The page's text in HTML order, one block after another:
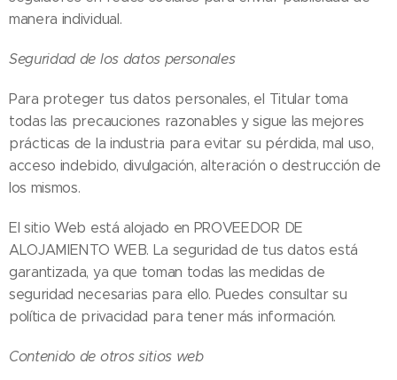
manera individual.
Seguridad de los datos personales
Para proteger tus datos personales, el Titular toma
todas las precauciones razonables y sigue las mejores
prácticas de la industria para evitar su pérdida, mal uso,
acceso indebido, divulgación, alteración o destrucción de
los mismos.
El sitio Web está alojado en PROVEEDOR DE
ALOJAMIENTO WEB. La seguridad de tus datos está
garantizada, ya que toman todas las medidas de
seguridad necesarias para ello. Puedes consultar su
política de privacidad para tener más información.
Contenido de otros sitios web